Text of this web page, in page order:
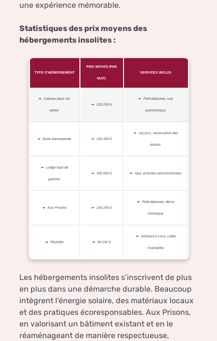
une expérience mémorable.
Statistiques des prix moyens des
hébergements insolites :
TYPE D’HÉBERGEMENT
PRIX MOYEN (PAR
NUIT)
SERVICES INCLUS
Cabane dans les
arbres
120-200 €
Petit-déjeuner, vue
panoramique
Bulle transparente 150-300 €
Jacuzzi, observation des
étoiles
Lodge haut de
gamme
300-500 € Spa, activités personnalisées
Aux Prisons 100-200 €
Petit-déjeuner, décor
historique
Roulotte 90-150 €
Ambiance cosy, cadre
champêtre
Les hébergements insolites s’inscrivent de plus
en plus dans une démarche durable. Beaucoup
intègrent l’énergie solaire, des matériaux locaux
et des pratiques écoresponsables. Aux Prisons,
en valorisant un bâtiment existant et en le
réaménageant de manière respectueuse,